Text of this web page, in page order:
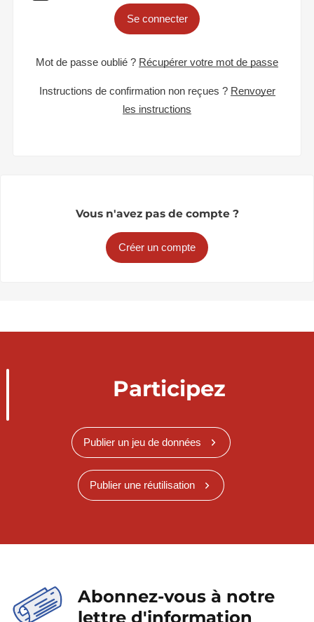
Se connecter
Mot de passe oublié ? Récupérer votre mot de passe
Instructions de confirmation non reçues ? Renvoyer
les instructions
Vous n'avez pas de compte ?
Créer un compte
Participez
Publier un jeu de données
Publier une réutilisation
Abonnez-vous à notre
lettre d'information